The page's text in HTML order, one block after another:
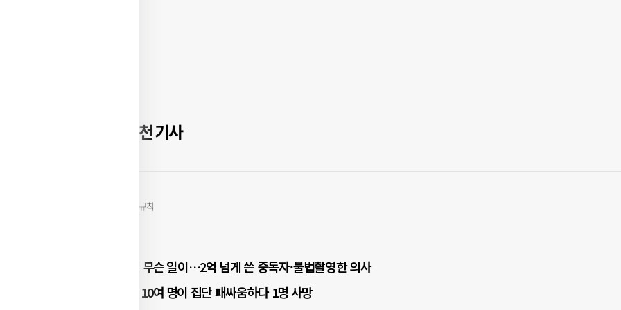
당신을 위한 추천 기사
▶ 디지털 뉴스콘텐츠 이용규칙
VIP 1인실에서 무슨 일이…2억 넘게 쓴 중독자·불법촬영한 의사
음성서 외국인 10여 명이 집단 패싸움하다 1명 사망